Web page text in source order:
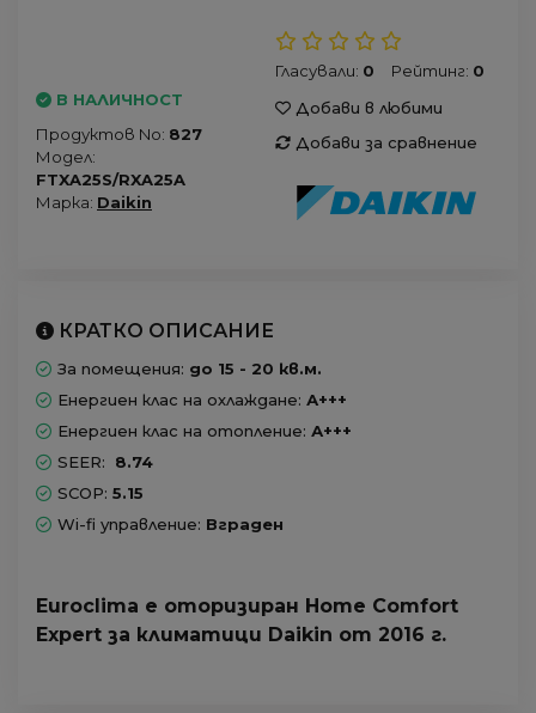
В НАЛИЧНОСТ
Продуктов No: 827
Модел:
FTXA25S/RXA25A
Марка: Daikin
Гласували: 0 Рейтинг: 0
Добави в любими
Добави за сравнение
КРАТКО ОПИСАНИЕ
За помещения: до 15 - 20 кв.м.
Енергиен клас на охлаждане: А+++
Енергиен клас на отопление: А+++
SEER: 8.74
SCOP: 5.15
Wi-fi управление: Вграден
Euroclima е оторизиран Home Comfort
Expert за климатици Daikin от 2016 г.